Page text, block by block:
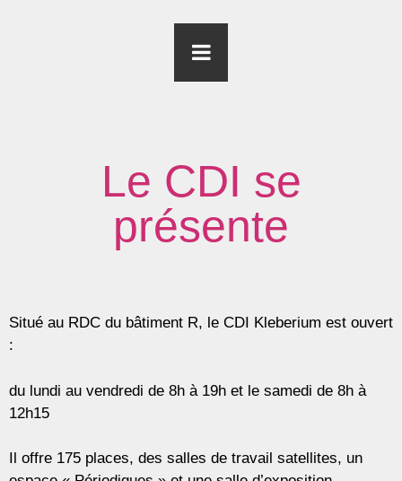
Le CDI se
présente
Situé au RDC du bâtiment R, le CDI Kleberium est ouvert
:
du lundi au vendredi de 8h à 19h et le samedi de 8h à
12h15
Il offre 175 places, des salles de travail satellites, un